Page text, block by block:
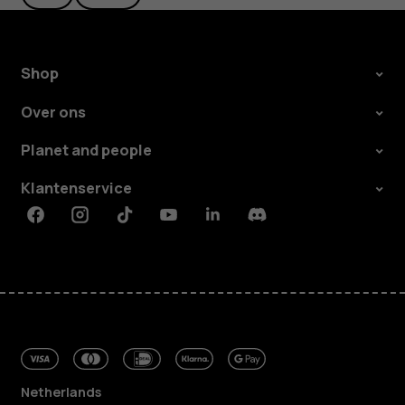
Shop
Over ons
Planet and people
Klantenservice
FacebookInstagramTiktokYoutubeLinkedinDiscord
Netherlands